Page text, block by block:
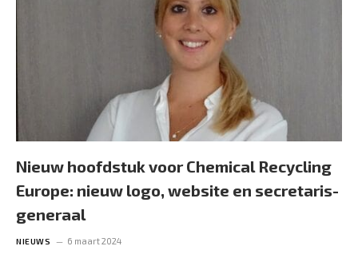
Nieuw hoofdstuk voor Chemical Recycling
Europe: nieuw logo, website en secretaris-
generaal
NIEUWS 6 maart 2024